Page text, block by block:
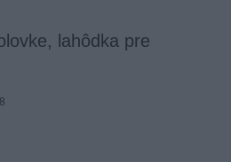
lahôdka pre